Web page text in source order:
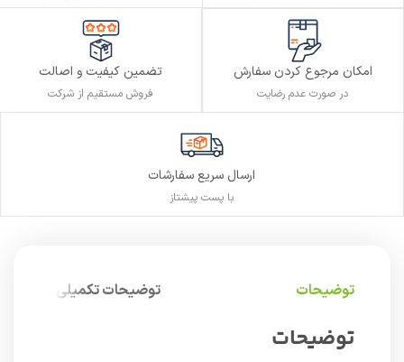
امکان مرجوع کردن سفارش
در صورت عدم رضایت
تضمین کیفیت و اصالت
فروش مستقیم از شرکت
ارسال سریع سفارشات
با پست پیشتاز
توضیحات توضیحات تکمیلی
توضیحات